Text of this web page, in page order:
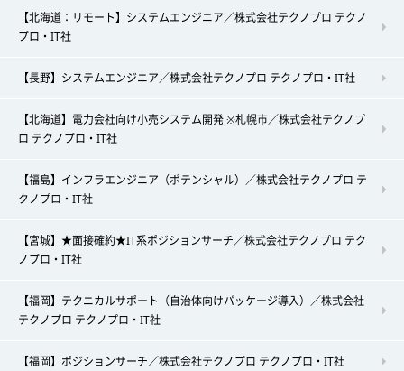
【北海道：リモート】システムエンジニア／株式会社テクノプロ テクノ
プロ・IT社
【長野】システムエンジニア／株式会社テクノプロ テクノプロ・IT社
【北海道】電力会社向け小売システム開発 ※札幌市／株式会社テクノプ
ロ テクノプロ・IT社
【福島】インフラエンジニア（ポテンシャル）／株式会社テクノプロ テ
クノプロ・IT社
【宮城】★面接確約★IT系ポジションサーチ／株式会社テクノプロ テク
ノプロ・IT社
【福岡】テクニカルサポート（自治体向けパッケージ導入）／株式会社
テクノプロ テクノプロ・IT社
【福岡】ポジションサーチ／株式会社テクノプロ テクノプロ・IT社